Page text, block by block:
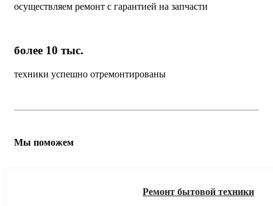
осуществляем ремонт с гарантией на запчасти
более 10 тыс.
техники успешно отремонтированы
Мы поможем
Ремонт бытовой техники